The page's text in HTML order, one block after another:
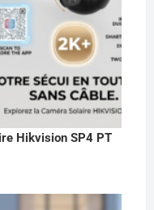
Hikvision SP4 PT